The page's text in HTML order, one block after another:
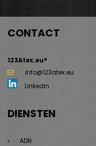
CONTACT
123Atex.eu®
info@123atex.eu
Linkedin
DIENSTEN
ADN